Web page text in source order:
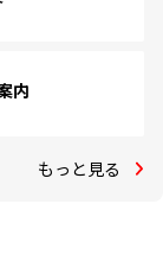
内
もっと見る